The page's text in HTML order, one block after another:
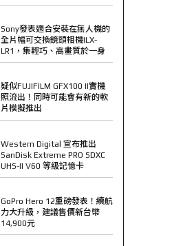
Sony發表適合安裝在無人機的
全片幅可交換鏡頭相機ILX-
LR1，集輕巧、高畫質於一身
疑似FUJIFILM GFX100 II實機
照流出！同時可能會有新的軟
片模擬推出
Western Digital 宣布推出
SanDisk Extreme PRO SDXC
UHS-II V60 等級記憶卡
GoPro Hero 12重磅發表！續航
力大升級，建議售價新台幣
14,900元